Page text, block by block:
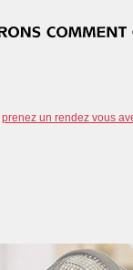
prenez un rendez vous